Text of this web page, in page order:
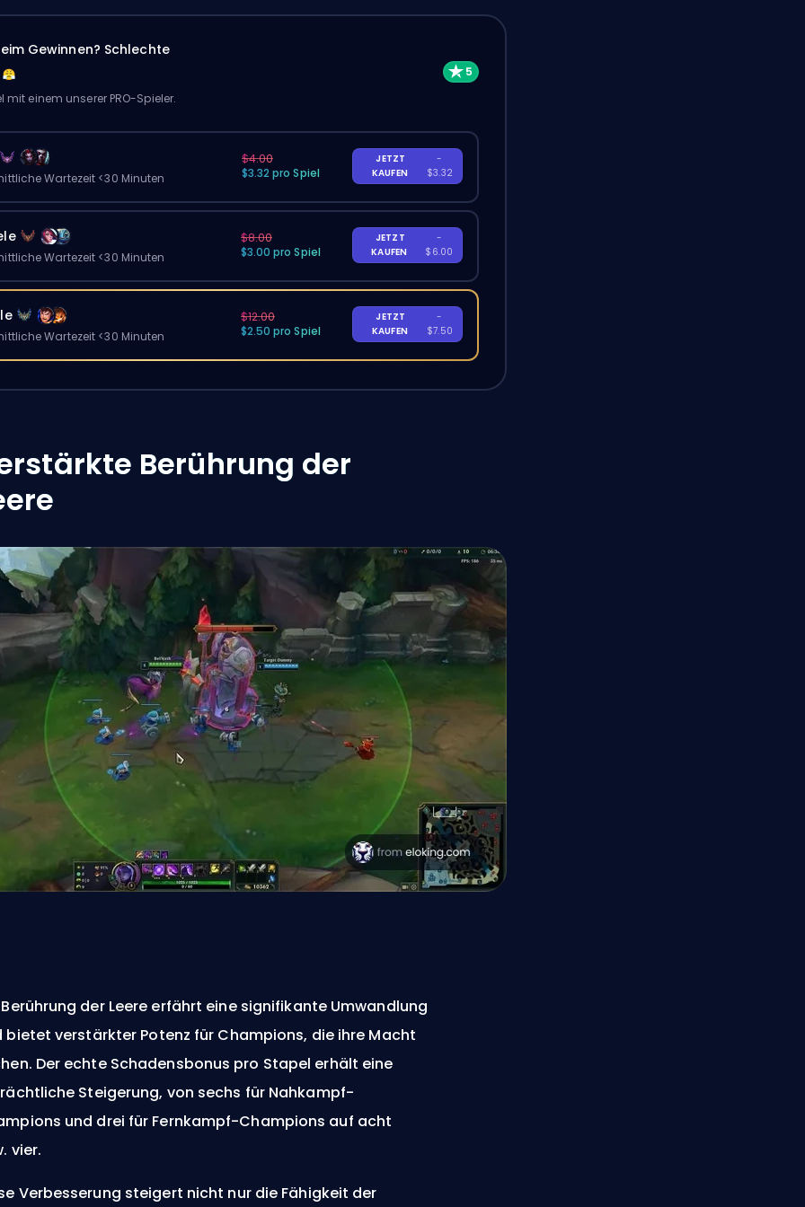
Gewinnen? Schlechte
mit einem unserer PRO-Spieler.
Wartezeit <30 Minuten
$4.00
$3.32 pro Spiel
JETZT
KAUFEN
-
$3.32
Wartezeit <30 Minuten
$8.00
$3.00 pro Spiel
JETZT
KAUFEN
-
$6.00
Wartezeit <30 Minuten
$12.00
$2.50 pro Spiel
JETZT
KAUFEN
-
$7.50
Berührung der
der Leere erfährt eine signifikante Umwandlung
bietet verstärkter Potenz für Champions, die ihre Macht
Der echte Schadensbonus pro Stapel erhält eine
Steigerung, von sechs für Nahkampf-
und drei für Fernkampf-Champions auf acht
vier.
Verbesserung steigert nicht nur die Fähigkeit der